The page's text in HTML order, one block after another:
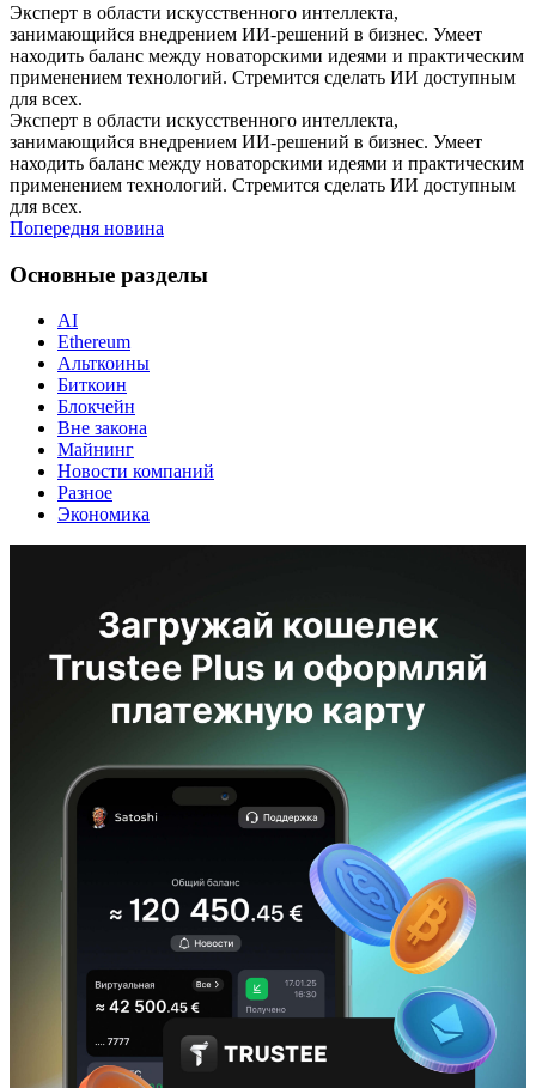
Эксперт в области искусственного интеллекта,
занимающийся внедрением ИИ-решений в бизнес. Умеет
находить баланс между новаторскими идеями и практическим
применением технологий. Стремится сделать ИИ доступным
для всех.
Эксперт в области искусственного интеллекта,
занимающийся внедрением ИИ-решений в бизнес. Умеет
находить баланс между новаторскими идеями и практическим
применением технологий. Стремится сделать ИИ доступным
для всех.
Попередня новина
Основные разделы
AI
Ethereum
Альткоины
Биткоин
Блокчейн
Вне закона
Майнинг
Новости компаний
Разное
Экономика